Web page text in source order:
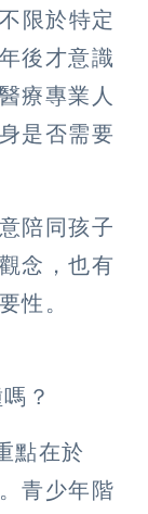
限於特定
後才意識
療專業人
是否需要
陪同孩子
念，也有
性。
？
點在於
青少年階